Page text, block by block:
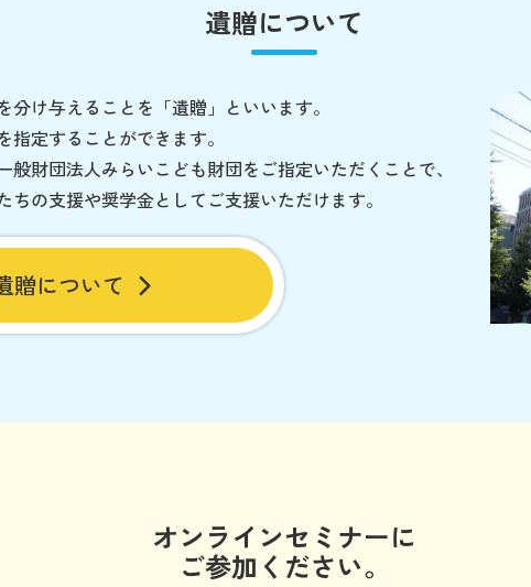
遺贈について
け与えることを「遺贈」といいます。
定することができます。
財団法人みらいこども財団をご指定いただくことで、
の支援や奨学金としてご支援いただけます。
贈について
オンラインセミナーに
ご参加ください。